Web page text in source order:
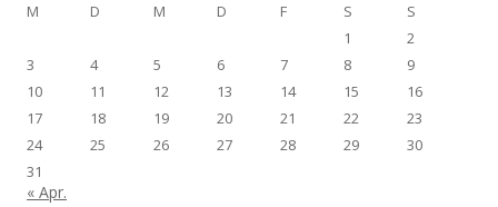
M
D M D F S
S
1
2
3
4 5 6 7 8
9
10
11 12 13 14 15
16
17
18 19 20 21 22
23
24
25 26 27 28 29
30
31
« Apr.